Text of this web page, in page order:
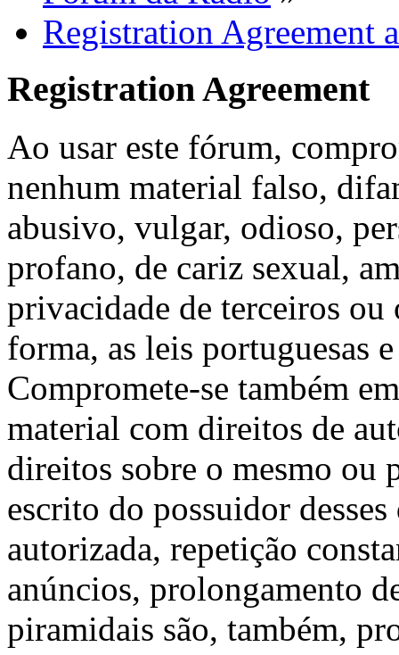
Registration Agreement
Registration Agreement
Ao usar este fórum,
nenhum material falso,
abusivo, vulgar, odioso,
profano, de cariz sexual,
privacidade de terceiros
forma, as leis portuguesas
Compromete-se também
material com direitos de
direitos sobre o mesmo ou
escrito do possuidor
autorizada, repetição
anúncios, prolongamento
piramidais são, também,